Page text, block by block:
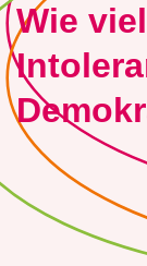
Wie